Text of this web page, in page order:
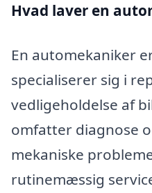
Hvad laver en
En automekaniker
specialiserer sig i
vedligeholdelse af
omfatter diagnose
mekaniske
rutinemæssig